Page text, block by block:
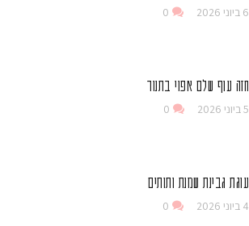
6 ביוני 2026 0
חזה עוף שלם אפוי בתנור
5 ביוני 2026 0
עוגת גבינת שמנת ותותים
4 ביוני 2026 0